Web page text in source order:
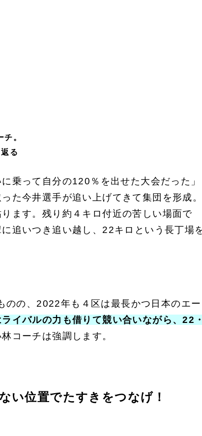
。
る
乗って自分の120％を出せた大会だった
た今井選手が追い上げてきて集団を形成
ます。残り約４キロ付近の苦しい場面で
追いつき追い越し、22キロという長丁場
の、2022年も４区は最長かつ日本のエー
ライバルの力も借りて競い合いながら、22
コーチは強調します。
い位置でたすきをつなげ！